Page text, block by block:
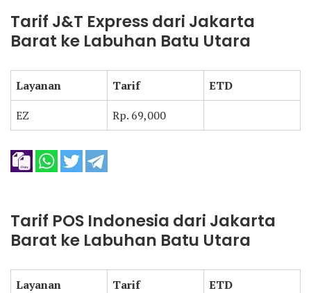
Tarif J&T Express dari Jakarta
Barat ke Labuhan Batu Utara
Layanan Tarif
ETD
EZ
Rp. 69,000
Tarif POS Indonesia dari Jakarta
Barat ke Labuhan Batu Utara
Layanan Tarif
ETD